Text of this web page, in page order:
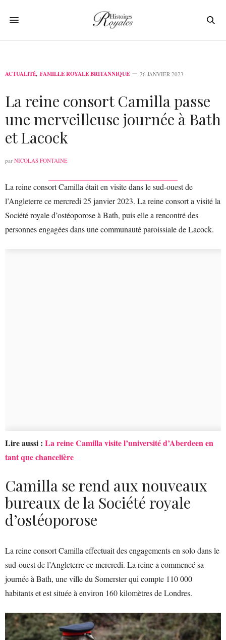
ACTUALITÉ, FAMILLE ROYALE BRITANNIQUE 26 JANVIER 2023
La reine consort Camilla passe
une merveilleuse journée à Bath
et Lacock
par NICOLAS FONTAINE
La reine consort Camilla était en visite dans le sud-ouest de
l’Angleterre ce mercredi 25 janvier 2023. La reine consort a visité la
Société royale d’ostéoporose à Bath, puis elle a rencontré des
personnes engagées dans une communauté paroissiale de Lacock.
Lire aussi : La reine Camilla visite l’université d’Aberdeen en
tant que chancelière
Camilla se rend aux nouveaux
bureaux de la Société royale
d’ostéoporose
La reine consort Camilla effectuait des engagements en solo dans le
sud-ouest de l’Angleterre ce mercredi. La reine a commencé sa
journée à Bath, une ville du Somerster qui compte 110 000
habitants et est située à environ 160 kilomètres de Londres.